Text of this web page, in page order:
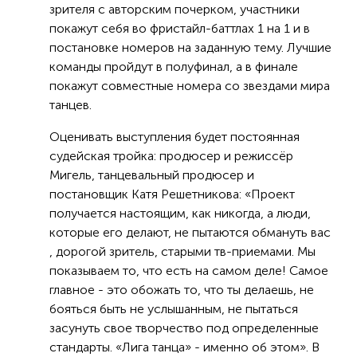
зрителя с авторским почерком, участники
покажут себя во фристайл-баттлах 1 на 1 и в
постановке номеров на заданную тему. Лучшие
команды пройдут в полуфинал, а в финале
покажут совместные номера со звездами мира
танцев.
Оценивать выступления будет постоянная
судейская тройка: продюсер и режиссёр
Мигель, танцевальный продюсер и
постановщик Катя Решетникова: «Проект
получается настоящим, как никогда, а люди,
которые его делают, не пытаются обмануть вас
, дорогой зритель, старыми тв-приемами. Мы
показываем то, что есть на самом деле! Самое
главное - это обожать то, что ты делаешь, не
бояться быть не услышанным, не пытаться
засунуть свое творчество под определенные
стандарты. «Лига танца» - именно об этом». В